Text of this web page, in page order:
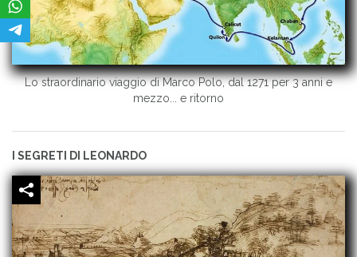
Lo straordinario viaggio di Marco Polo, dal 1271 per 3 anni e
mezzo... e ritorno
I SEGRETI DI LEONARDO